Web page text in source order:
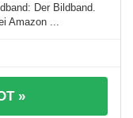
Der Bildband.
Amazon ...
»